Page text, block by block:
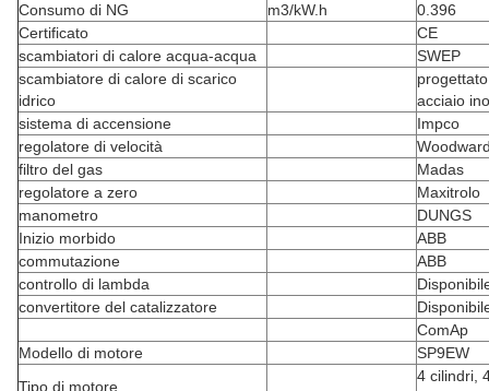
Consumo di NG
m3/kW.h
0.396
Certificato
CE
scambiatori di calore acqua-acqua
SWEP
scambiatore di calore di scarico
idrico
acciaio
sistema di accensione
Impco
regolatore di velocità
filtro del gas
Madas
regolatore a zero
Maxitrolo
manometro
DUNGS
Inizio morbido
ABB
commutazione
ABB
controllo di lambda
convertitore del catalizzatore
ComAp
Modello di motore
SP9EW
Tipo di motore
4 cilindri,